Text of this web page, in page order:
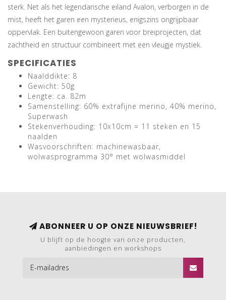
sterk. Net als het legendarische eiland Avalon, verborgen in de
mist, heeft het garen een mysterieus, enigszins ongrijpbaar
oppervlak. Een buitengewoon garen voor breiprojecten, dat
zachtheid en structuur combineert met een vleugje mystiek.
SPECIFICATIES
Naalddikte: 8
Gewicht: 50g
Lengte: ca. 82m
Samenstelling: 60% extrafijne merino, 40% merino,
Superwash
Stekenverhouding: 10x10cm = 11 steken en 15
naalden
Wasvoorschriften: machinewasbaar,
wolwasprogramma 30° met wolwasmiddel
ABONNEER U OP ONZE NIEUWSBRIEF!
U blijft op de hoogte van onze producten,
aanbiedingen en workshops